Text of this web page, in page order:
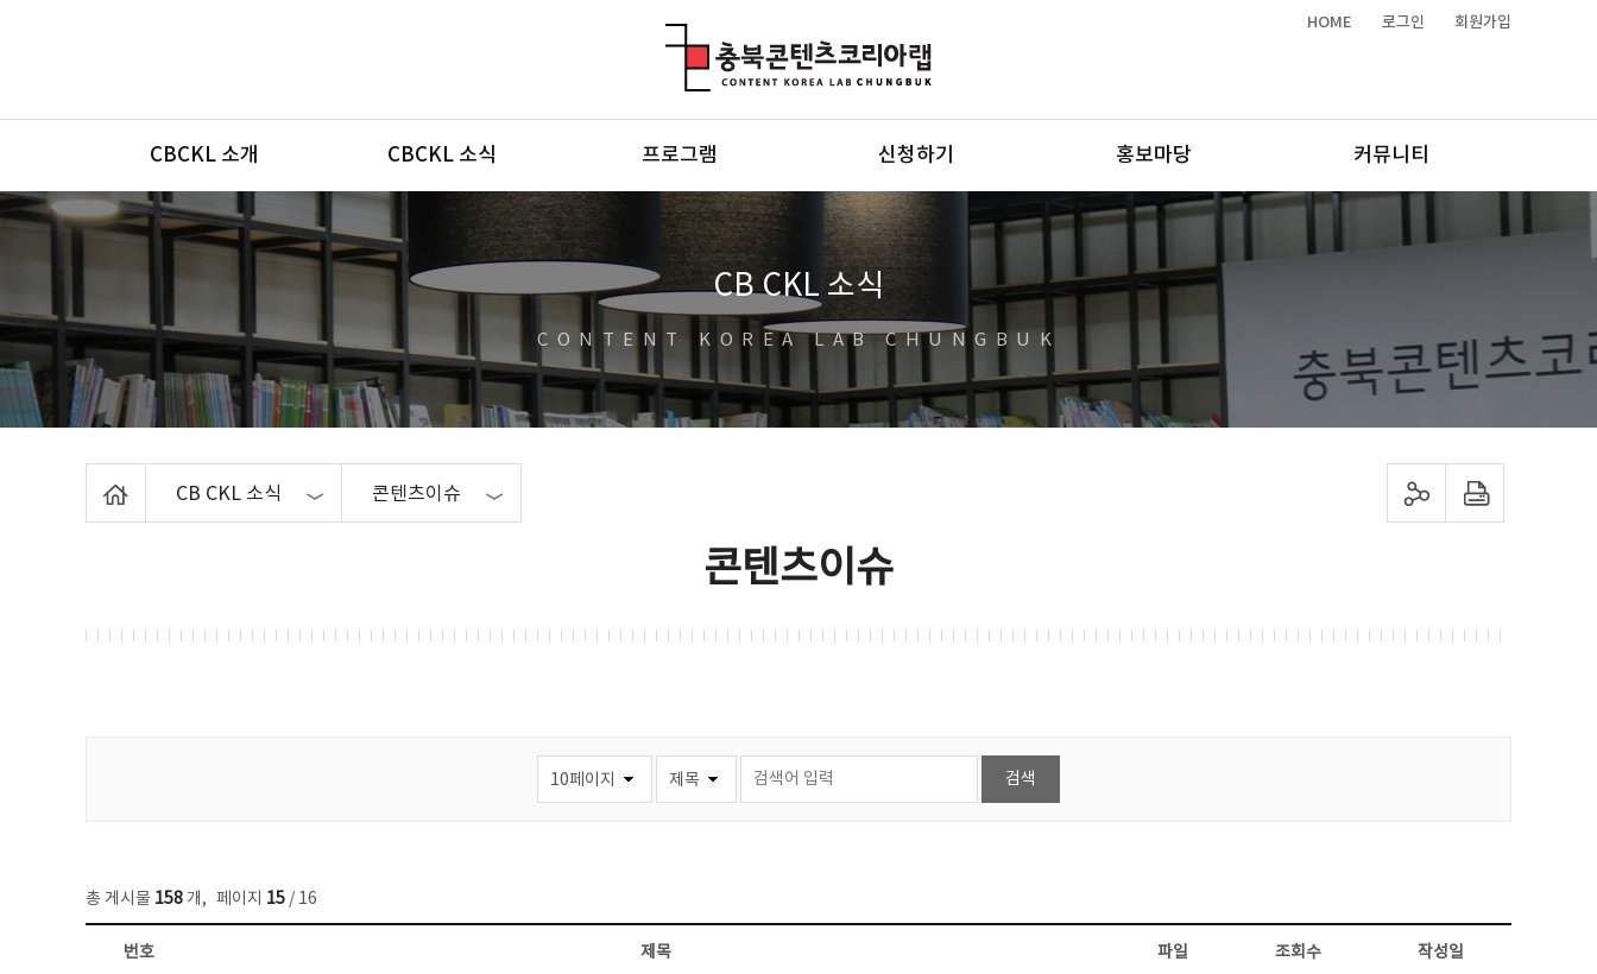
HOME 로그인 회원가입
메뉴
CBCKL 소개 CBCKL 소식 프로그램 신청하기 홍보마당 커뮤니티
CB CKL 소식
CONTENT KOREA LAB CHUNGBUK
CB CKL 소식 콘텐츠이슈 sns 공유하기 프린트하기
콘텐츠이슈
총 게시물 158 개, 페이지 15 / 16
번호 제목 파일 조회수 작성일